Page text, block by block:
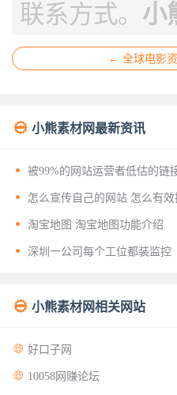
联系方式。 小
← 全球电影
 小熊素材网最新资讯
 被99%的网站运营者低估的链
开友情链接背后的十二层战略意义
 怎么宣传自己的网站 怎么有效
的网站？
 淘宝地图 淘宝地图功能介绍
 深圳一公司每个工位都装监控
 小熊素材网相关网站
 好口子网
 10058网赚论坛